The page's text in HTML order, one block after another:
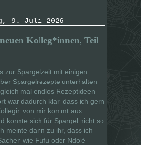
9. Juli 2026
Kolleg*innen, Teil
zur Spargelzeit mit einigen
Spargelrezepte unterhalten
mal endlos Rezeptideen
war dadurch klar, dass ich gern
von mir kommt aus
konnte sich für Spargel nicht so
meinte dann zu ihr, dass ich
wie Fufu oder Ndolé